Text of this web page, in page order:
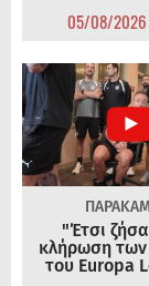
05/08/2026
"Έτσι
κλήρωση
του Europa